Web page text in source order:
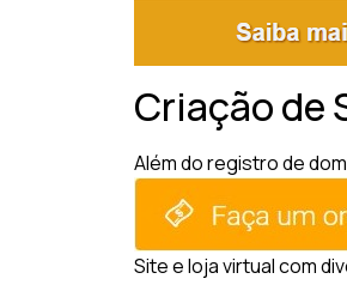
Criação de
Além do registro de
Site e loja virtual com